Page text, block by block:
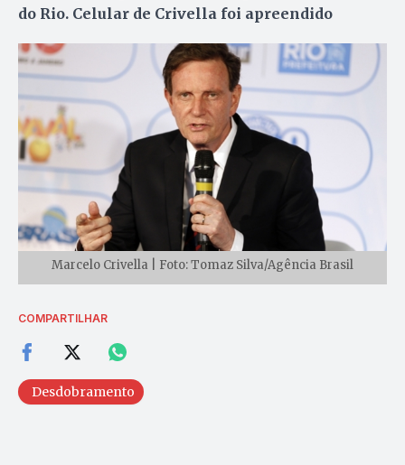
do Rio. Celular de Crivella foi apreendido
Marcelo Crivella | Foto: Tomaz Silva/Agência Brasil
COMPARTILHAR
Desdobramento